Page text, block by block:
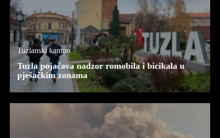
Tuzlanski kanton
Tuzla pojačava nadzor romobila i bicikala u
pješačkim zonama